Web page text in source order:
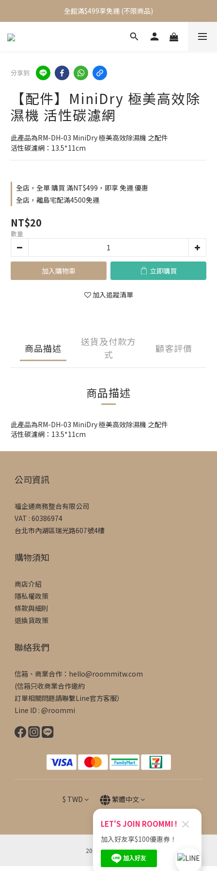
加入會員立即送$100元購物金
全館滿$499享免運 (不限商品)
加入會員立即送$100元購物金
分享到
【配件】MiniDry 極美高效除
濕機 活性碳濾網
此產品為RM-DH-03 MiniDry 極美高效除濕機 之配件
活性碳濾網：13.5*11cm
全店，全單 購買 滿NT$499，即享 免運 優惠
全店，離島宅配滿4500免運
NT$20
數量
加入購物車 立即購買
加入追蹤清單
商品描述
送貨及付款方
式
顧客評價
商品描述
此產品為RM-DH-03 MiniDry 極美高效除濕機 之配件
活性碳濾網：13.5*11cm
公司資訊
福企通商務整合有限公司
VAT : 60386974
台北市內湖區瑞光路607號4樓
購物須知
商店介紹
隱私權政策
條款與細則
退換貨政策
聯絡我們
信箱、商業合作：hello@roommitw.com
(信箱只收商業合作邀約
訂單相關問題請聯繫Line官方客服）
Line ID : @roommi
$ TWD 繁體中文
2022 © Roommi
LET'S JOIN ROOMMI ! ×
加入好友享$100優惠券！